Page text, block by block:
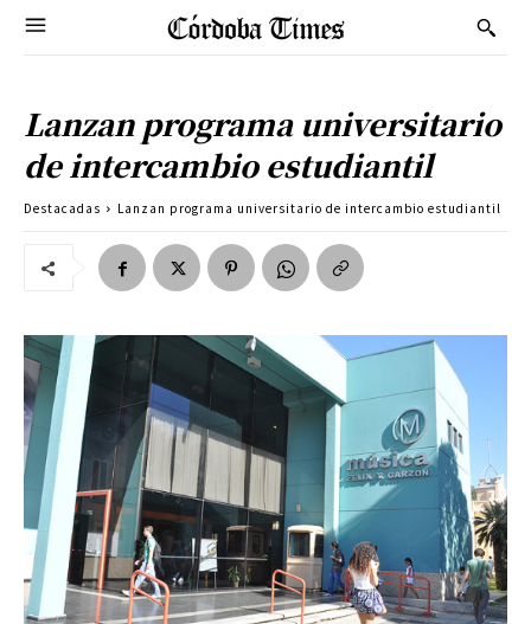
Lanzan programa universitario
de intercambio estudiantil
Destacadas Lanzan programa universitario de intercambio estudiantil